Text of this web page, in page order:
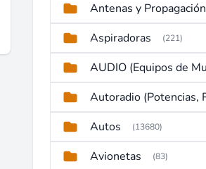
Antenas y Propagación
Aspiradoras (221)
Autos (13680)
Avionetas (83)